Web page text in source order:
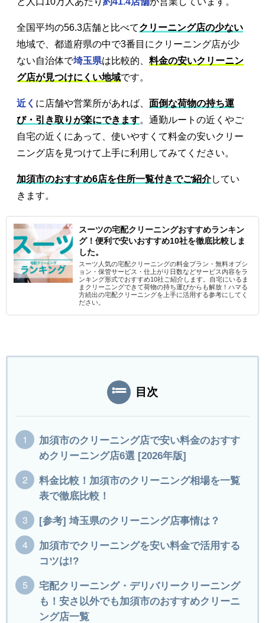
全国平均の56.3店舗と比べてクリーニング店の少ない
地域で、都道府県の中で3番目にクリーニング店が少
ない自治体で埼玉県は比較的、 料金の安いクリーニン
グ店が見つけにくい地域です。
近く に店舗や営業所があれば、 面倒な荷物の持ち運
び・引き取りが楽にできます。通勤ルートの近くやご
自宅の近くにあって、使いやすくて料金の安いクリー
ニング店を見つけて上手に利用してみてください。
加須市のおすすめ6店を住所一覧付きでご紹介してい
きます。
スーツの宅配クリーニングおすすめランキン
グ！便利で安いおすすめ10社を徹底比較しま
した。
スーツ人気の宅配クリーニングの料金プラン・無料オプシ
ョン・保管サービス・仕上がり日数などサービス内容をラ
ンキング形式でおすすめ10社ご紹介します。自宅にいるま
まクリーニングできて荷物の持ち運びからも解放！ハマる
方続出の宅配クリーニングを上手に活用する参考にしてく
ださい。
目次
加須市のクリーニング店で安い料金のおすす
めクリーニング店6選 [2026年版]
料金比較！加須市のクリーニング相場を一覧
表で徹底比較！
[参考] 埼玉県のクリーニング店事情は？
加須市でクリーニングを安い料金で活用する
コツは!?
宅配クリーニング・デリバリークリーニング
も！安さ以外でも加須市のおすすめクリーニ
ング店一覧